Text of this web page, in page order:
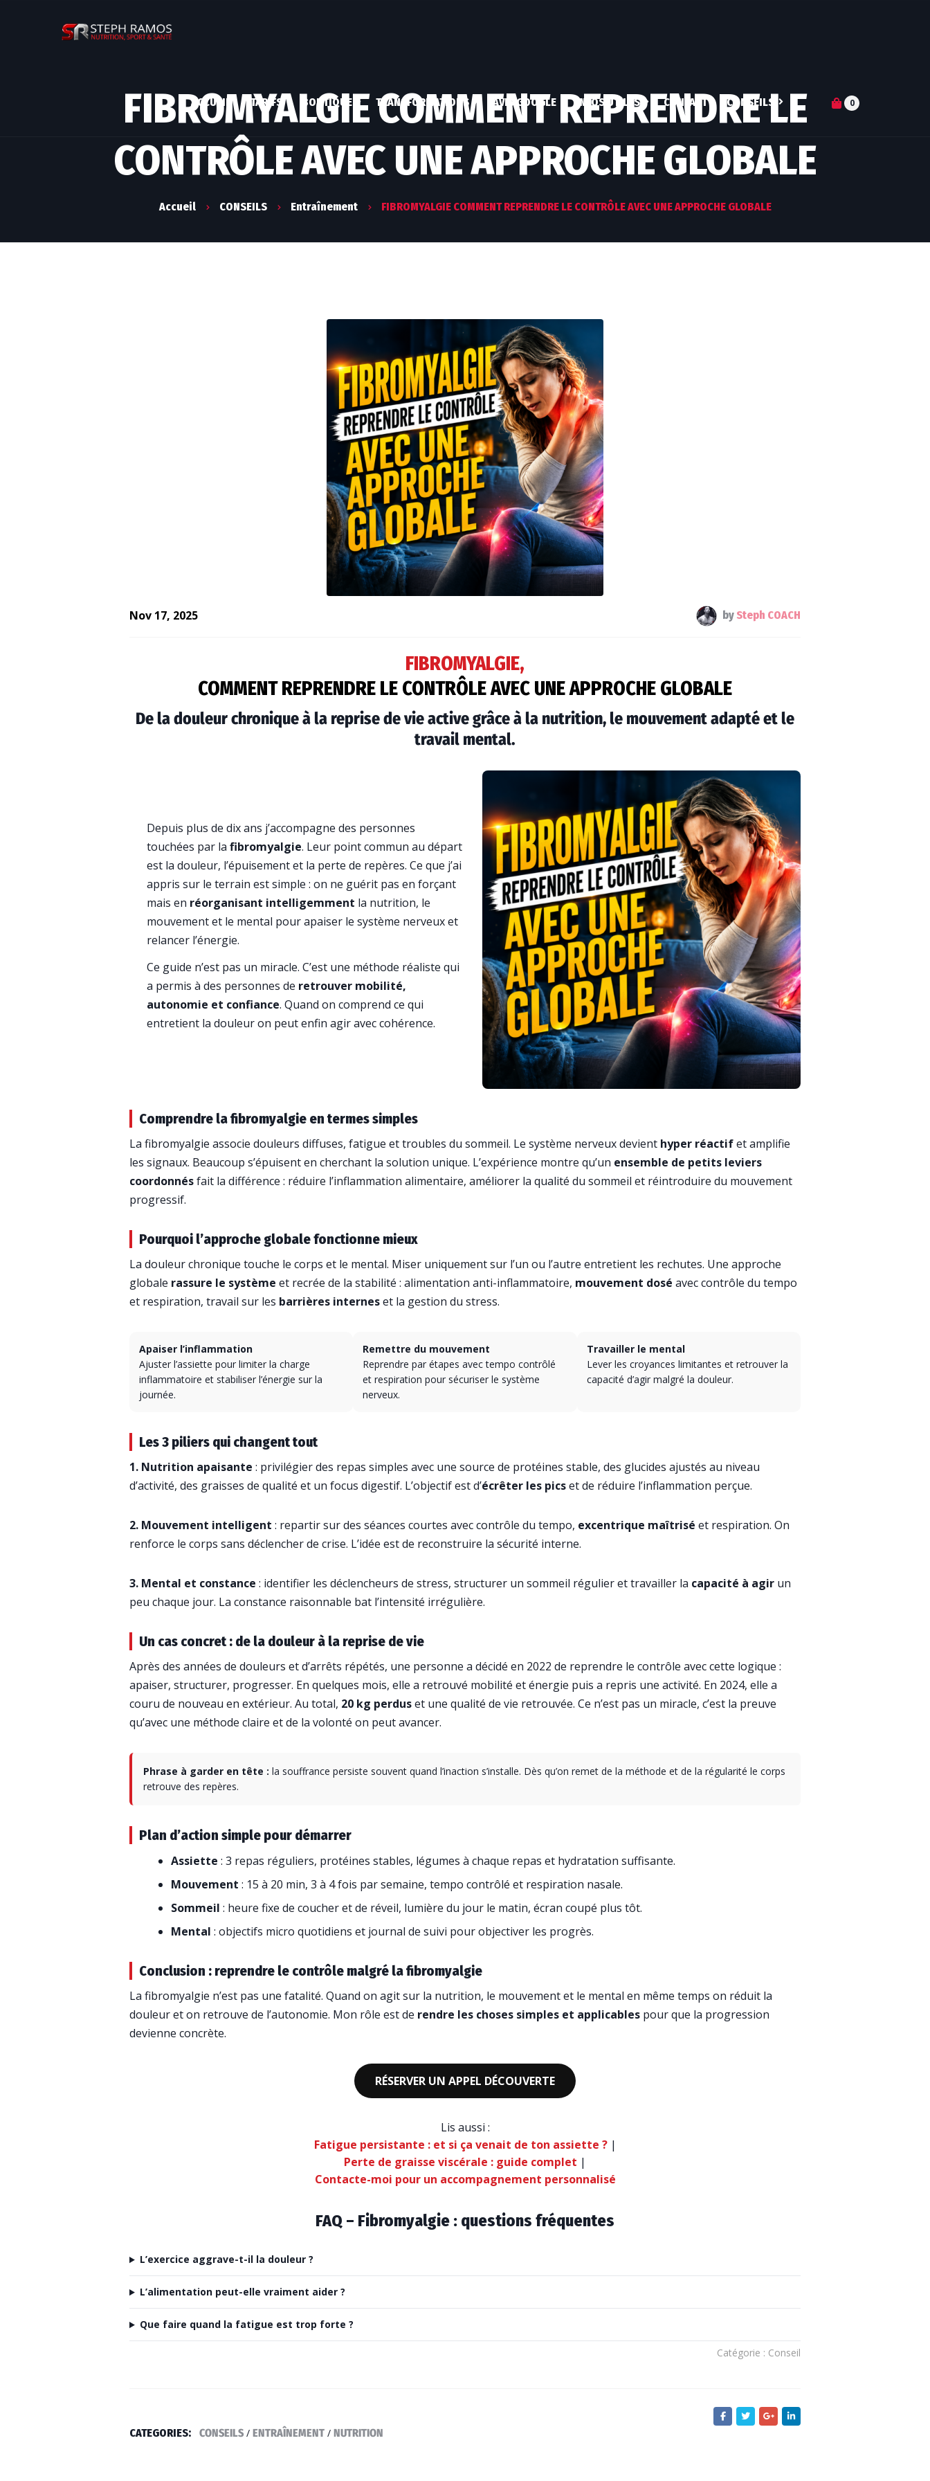
ACCUEIL TARIFS BOUTIQUE
COMPLÉMENTS
ALIMENTAIRES
TRANSFORMATIONS
COACHING CLASSIQUE
COACHING ATHLÈTE
AVIS GOOGLE INFOS UTILES
QUI SUIS-JE ?
MON ADN DE COACH
MES EXPERTISES SUIVI NUTRITIONNEL
CONTACT CONSEILS
ARTICLES
Q&A
0
FIBROMYALGIE COMMENT REPRENDRE LE
CONTRÔLE AVEC UNE APPROCHE GLOBALE
Accueil CONSEILS Entraînement FIBROMYALGIE COMMENT REPRENDRE LE CONTRÔLE AVEC UNE APPROCHE GLOBALE
Nov 17, 2025 by Steph COACH
FIBROMYALGIE,
COMMENT REPRENDRE LE CONTRÔLE AVEC UNE APPROCHE GLOBALE
De la douleur chronique à la reprise de vie active grâce à la nutrition, le mouvement adapté et le
travail mental.
Depuis plus de dix ans j’accompagne des personnes
touchées par la fibromyalgie. Leur point commun au départ
est la douleur, l’épuisement et la perte de repères. Ce que j’ai
appris sur le terrain est simple : on ne guérit pas en forçant
mais en réorganisant intelligemment la nutrition, le
mouvement et le mental pour apaiser le système nerveux et
relancer l’énergie.
Ce guide n’est pas un miracle. C’est une méthode réaliste qui
a permis à des personnes de retrouver mobilité,
autonomie et confiance. Quand on comprend ce qui
entretient la douleur on peut enfin agir avec cohérence.
Comprendre la fibromyalgie en termes simples
La fibromyalgie associe douleurs diffuses, fatigue et troubles du sommeil. Le système nerveux devient hyper réactifet amplifie
les signaux. Beaucoup s’épuisent en cherchant la solution unique. L’expérience montre qu’un ensemble de petits leviers
coordonnésfait la différence : réduire l’inflammation alimentaire, améliorer la qualité du sommeil et réintroduire du mouvement
progressif.
Pourquoi l’approche globale fonctionne mieux
La douleur chronique touche le corps et le mental. Miser uniquement sur l’un ou l’autre entretient les rechutes. Une approche
globale rassure le système et recrée de la stabilité : alimentation anti-inflammatoire, mouvement dosé avec contrôle du tempo
et respiration, travail sur les barrières interneset la gestion du stress.
Apaiser l’inflammation
Ajuster l’assiette pour limiter la charge
inflammatoire et stabiliser l’énergie sur la
journée.
Remettre du mouvement
Reprendre par étapes avec tempo contrôlé
et respiration pour sécuriser le système
nerveux.
Travailler le mental
Lever les croyances limitantes et retrouver la
capacité d’agir malgré la douleur.
Les 3 piliers qui changent tout
1. Nutrition apaisante : privilégier des repas simples avec une source de protéines stable, des glucides ajustés au niveau
d’activité, des graisses de qualité et un focus digestif. L’objectif est d’écrêter les picset de réduire l’inflammation perçue.
2. Mouvement intelligent : repartir sur des séances courtes avec contrôle du tempo, excentrique maîtrisé et respiration. On
renforce le corps sans déclencher de crise. L’idée est de reconstruire la sécurité interne.
3. Mental et constance : identifier les déclencheurs de stress, structurer un sommeil régulier et travailler la capacité à agir un
peu chaque jour. La constance raisonnable bat l’intensité irrégulière.
Un cas concret : de la douleur à la reprise de vie
Après des années de douleurs et d’arrêts répétés, une personne a décidé en 2022 de reprendre le contrôle avec cette logique :
apaiser, structurer, progresser. En quelques mois, elle a retrouvé mobilité et énergie puis a repris une activité. En 2024, elle a
couru de nouveau en extérieur. Au total, 20 kg perduset une qualité de vie retrouvée. Ce n’est pas un miracle, c’est la preuve
qu’avec une méthode claire et de la volonté on peut avancer.
Phrase à garder en tête : la souffrance persiste souvent quand l’inaction s’installe. Dès qu’on remet de la méthode et de la régularité le corps
retrouve des repères.
Plan d’action simple pour démarrer
Assiette : 3 repas réguliers, protéines stables, légumes à chaque repas et hydratation suffisante.
Mouvement : 15 à 20 min, 3 à 4 fois par semaine, tempo contrôlé et respiration nasale.
Sommeil : heure fixe de coucher et de réveil, lumière du jour le matin, écran coupé plus tôt.
Mental : objectifs micro quotidiens et journal de suivi pour objectiver les progrès.
Conclusion : reprendre le contrôle malgré la fibromyalgie
La fibromyalgie n’est pas une fatalité. Quand on agit sur la nutrition, le mouvement et le mental en même temps on réduit la
douleur et on retrouve de l’autonomie. Mon rôle est de rendre les choses simples et applicables pour que la progression
devienne concrète.
RÉSERVER UN APPEL DÉCOUVERTE
Lis aussi :
Fatigue persistante : et si ça venait de ton assiette ?|
Perte de graisse viscérale : guide complet |
Contacte-moi pour un accompagnement personnalisé
FAQ – Fibromyalgie : questions fréquentes
L’exercice aggrave-t-il la douleur ?
L’alimentation peut-elle vraiment aider ?
Que faire quand la fatigue est trop forte ?
Catégorie : Conseil
CATEGORIES: CONSEILS / ENTRAÎNEMENT / NUTRITION